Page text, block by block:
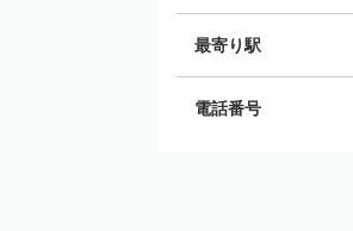
最寄り駅
電話番号